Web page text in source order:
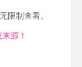
限制查看。
源！